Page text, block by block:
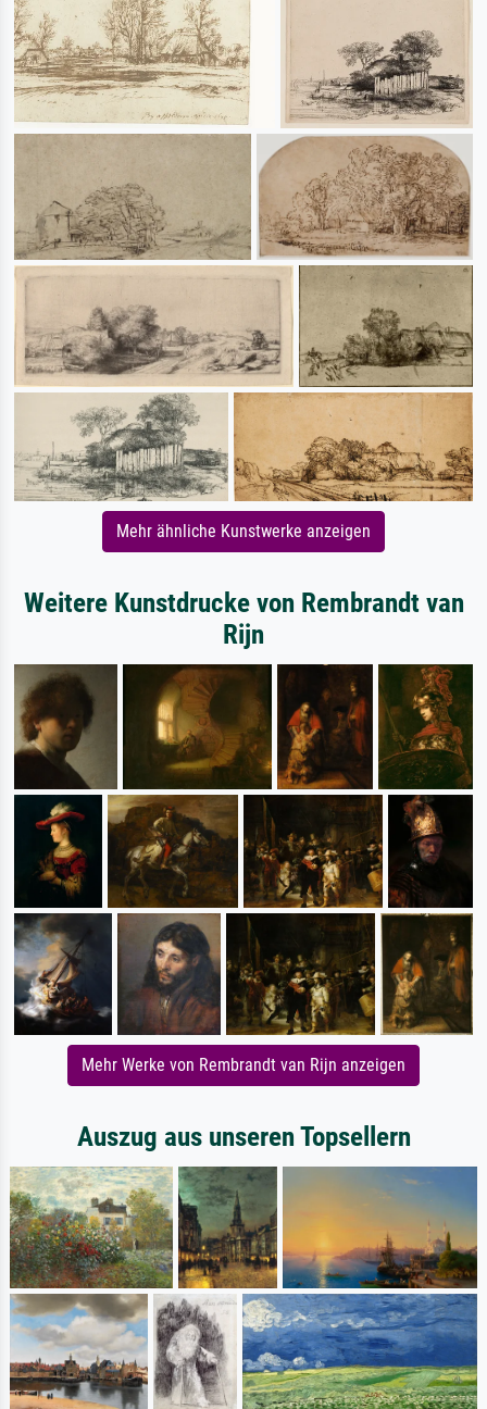
Mehr ähnliche Kunstwerke anzeigen
Weitere Kunstdrucke von Rembrandt van
Rijn
Mehr Werke von Rembrandt van Rijn anzeigen
Auszug aus unseren Topsellern